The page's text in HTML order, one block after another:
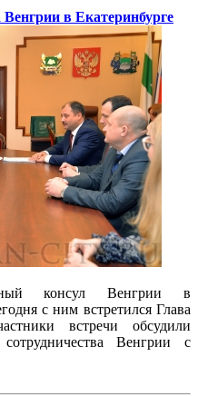
в Екатеринбурге
консул Венгрии в
с ним встретился Глава
встречи обсудили
Венгрии с